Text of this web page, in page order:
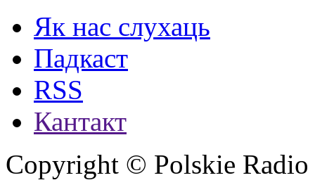
Як нас слухаць
Падкаст
RSS
Кантакт
Copyright © Polskie